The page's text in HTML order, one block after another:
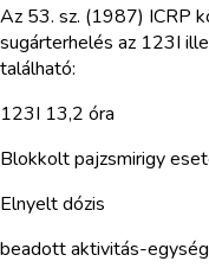
Az 53. sz. (1987) ICRP
sugárterhelés az 123I
található:
123I 13,2 óra
Blokkolt pajzsmirigy
Elnyelt dózis
beadott aktivitás-